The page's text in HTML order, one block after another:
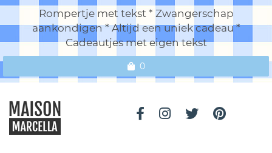
Rompertje met tekst * Zwangerschap
aankondigen * Altijd een uniek cadeau *
Cadeautjes met eigen tekst
0